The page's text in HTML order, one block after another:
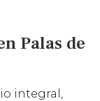
Palas de
integral,